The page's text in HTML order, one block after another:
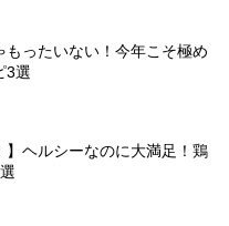
もったいない！今年こそ極め
3選
】ヘルシーなのに大満足！鶏